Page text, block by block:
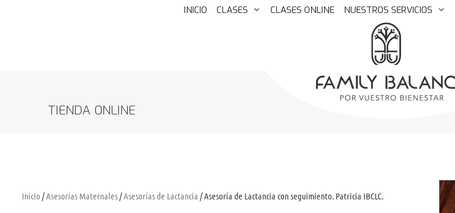
INICIO CLASES CLASES ONLINE NUESTROS SERVICIOS
TIENDA ONLINE
Inicio /Asesorías Maternales/Asesorías de Lactancia / Asesoría de Lactancia con seguimiento. Patricia IBCLC.